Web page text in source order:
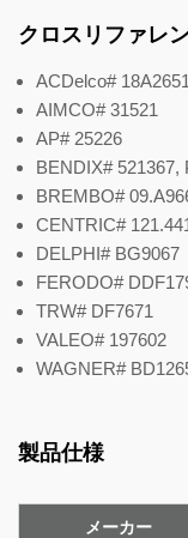
クロスリファレ
ACDelco# 18A2651
AIMCO# 31521
AP# 25226
BENDIX# 521367,
BREMBO#
CENTRIC#
DELPHI# BG9067
FERODO#
TRW# DF7671
VALEO# 197602
WAGNER#
製品仕様
メーカー